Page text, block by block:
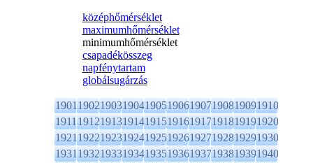
középhőmérséklet
maximumhőmérséklet
minimumhőmérséklet
csapadékösszeg
napfénytartam
globálsugárzás
1901190219031904190519061907190819091910
1911191219131914191519161917191819191920
1921192219231924192519261927192819291930
1931193219331934193519361937193819391940